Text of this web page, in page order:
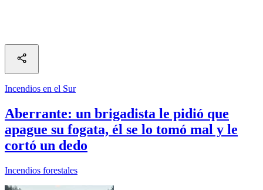
Incendios en el Sur
Aberrante: un brigadista le pidió que
apague su fogata, él se lo tomó mal y le
cortó un dedo
Incendios forestales